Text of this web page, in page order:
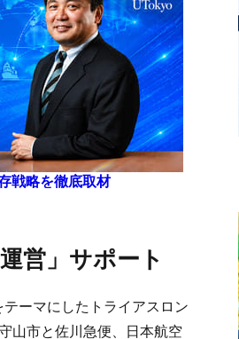
戦略を徹底取材
営」サポート
ーマにしたトライアスロン
山市と佐川急便、日本航空